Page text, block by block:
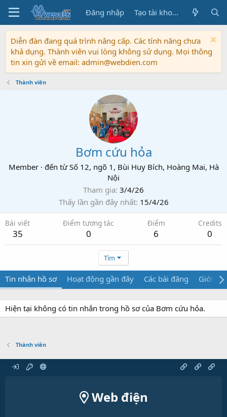
Đăng nhập Tạo tài khoản
Diễn đàn đang quá trình nâng cấp. Các tính năng chưa
khả dụng. Thành viên vui lòng không sử dụng. Mọi thông
tin xin gửi về email: admin@webdien.com
Thành viên
Bơm cứu hỏa
Member · đến từ Số 12, ngõ 1, Bùi Huy Bích, Hoàng Mai, Hà
Nội
Tham gia 3/4/26
Thấy lần gần đây nhất 15/4/26
Bài viết
35
Điểm tương tác
0
Điểm
6
Credits
0
Tìm
Tin nhắn hồ sơ Hoạt động gần đây Các bài đăng Giới
Hiện tại không có tin nhắn trong hồ sơ của Bơm cứu hỏa.
Thành viên
Web điện